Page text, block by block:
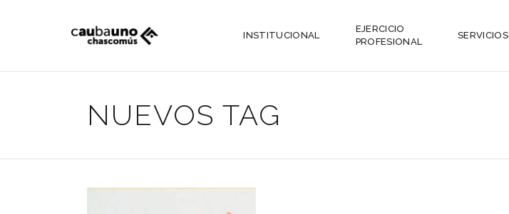
INSTITUCIONAL
EJERCICIO
PROFESIONAL
SERVICIOS
NUEVOS TAG